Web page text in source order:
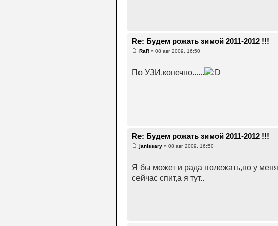
Re: Будем рожать зимой 2011-2012 !!!
RaR » 08 авг 2009, 16:50
По УЗИ,конечно......
Re: Будем рожать зимой 2011-2012 !!!
janissary » 08 авг 2009, 16:50
Я бы может и рада полежать,но у
сейчас спит,а я тут..